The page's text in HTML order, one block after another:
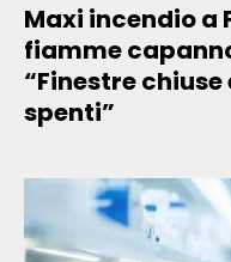
Maxi incendio a
fiamme
“Finestre
spenti”